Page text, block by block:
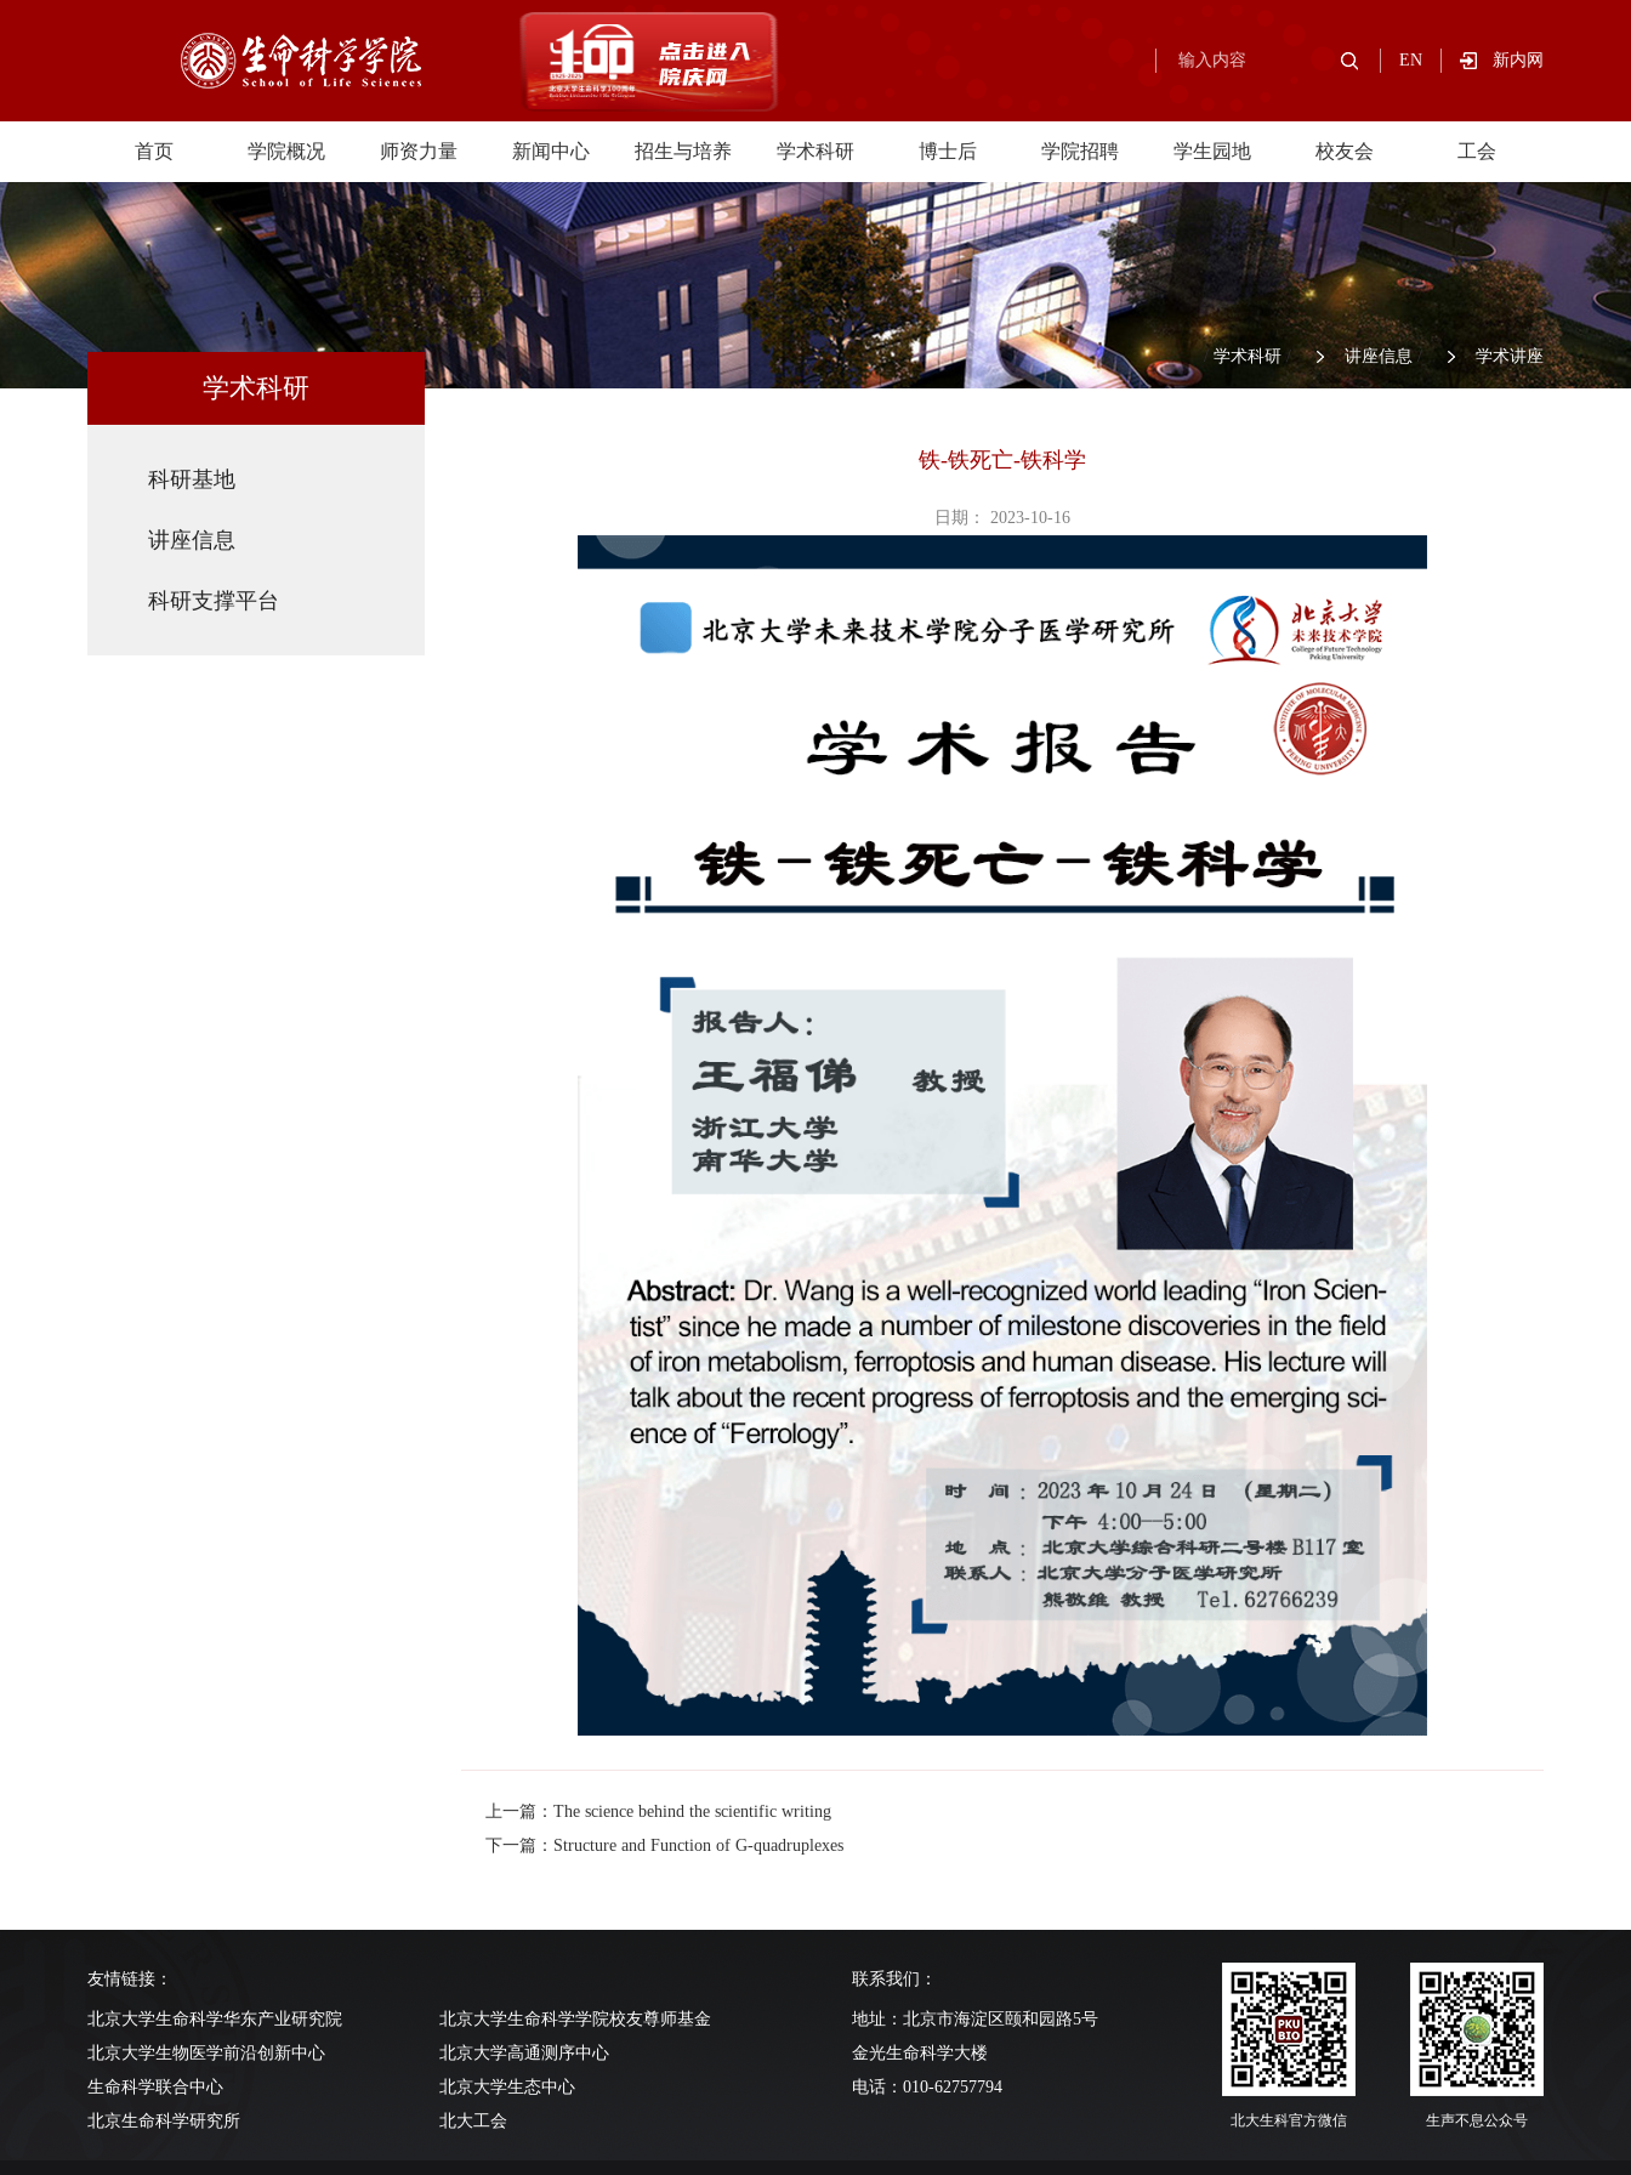
EN 新内网
首页 学院概况 师资力量 新闻中心 招生与培养 学术科研 博士后 学院招聘 学生园地 校友会 工会
/ 学术科研 / 讲座信息 / 学术讲座
学术科研
科研基地
讲座信息
科研支撑平台
铁-铁死亡-铁科学
日期： 2023-10-16
上一篇：The science behind the scientific writing
下一篇：Structure and Function of G-quadruplexes
友情链接：
北京大学生命科学华东产业研究院
北京大学生命科学学院校友尊师基金
北京大学生物医学前沿创新中心
北京大学高通测序中心
生命科学联合中心
北京大学生态中心
北京生命科学研究所
北大工会
联系我们：
地址：北京市海淀区颐和园路5号
金光生命科学大楼
电话：010-62757794
北大生科官方微信 生声不息公众号